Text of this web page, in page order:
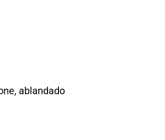
ablandado